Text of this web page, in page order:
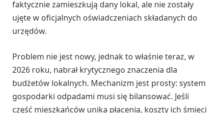
faktycznie zamieszkują dany lokal, ale nie zostały
ujęte w oficjalnych oświadczeniach składanych do
urzędów.
Problem nie jest nowy, jednak to właśnie teraz, w
2026 roku, nabrał krytycznego znaczenia dla
budżetów lokalnych. Mechanizm jest prosty: system
gospodarki odpadami musi się bilansować. Jeśli
część mieszkańców unika płacenia, koszty ich śmieci